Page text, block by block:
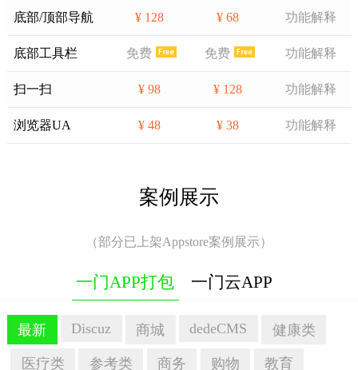
底部/顶部导航 ¥ 128 ¥ 68 功能解释
底部工具栏 免费 免费 功能解释
扫一扫 ¥ 98 ¥ 128 功能解释
浏览器UA ¥ 48 ¥ 38 功能解释
案例展示
（部分已上架Appstore案例展示）
一门APP打包 一门云APP
最新 Discuz 商城 dedeCMS 健康类
医疗类 参考类 商务 购物 教育